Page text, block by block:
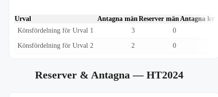
Urval Antagna mänReserver mänAntagna
Könsfördelning för Urval 1
3 0
Könsfördelning för Urval 2 2 0
Reserver & Antagna— HT2024